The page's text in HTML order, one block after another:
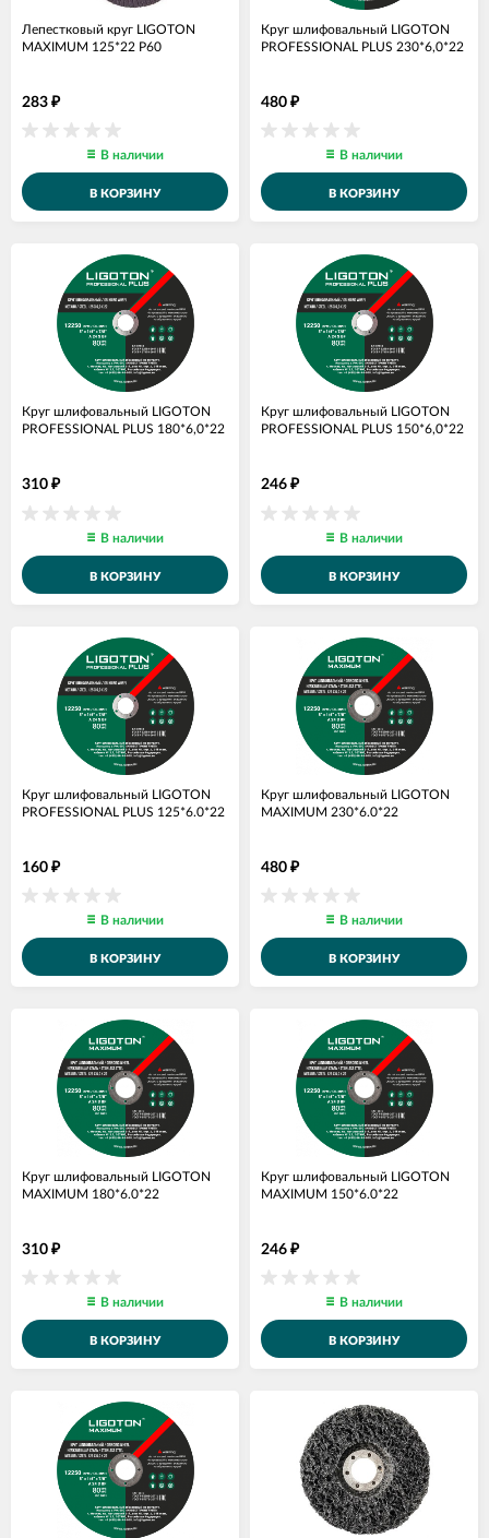
Лепестковый круг LIGOTON
MAXIMUM 125*22 Р60
283 ₽
В наличии
В КОРЗИНУ
Круг шлифовальный LIGOTON
PROFESSIONAL PLUS 230*6,0*22
480 ₽
В наличии
В КОРЗИНУ
Круг шлифовальный LIGOTON
PROFESSIONAL PLUS 180*6,0*22
310 ₽
В наличии
В КОРЗИНУ
Круг шлифовальный LIGOTON
PROFESSIONAL PLUS 150*6,0*22
246 ₽
В наличии
В КОРЗИНУ
Круг шлифовальный LIGOTON
PROFESSIONAL PLUS 125*6.0*22
160 ₽
В наличии
В КОРЗИНУ
Круг шлифовальный LIGOTON
MAXIMUM 230*6.0*22
480 ₽
В наличии
В КОРЗИНУ
Круг шлифовальный LIGOTON
MAXIMUM 180*6.0*22
310 ₽
В наличии
В КОРЗИНУ
Круг шлифовальный LIGOTON
MAXIMUM 150*6.0*22
246 ₽
В наличии
В КОРЗИНУ